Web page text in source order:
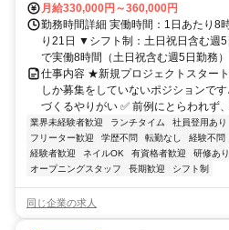
月給330,000円～360,000円
勤務時間詳細 実働時間：1日あたり8
り21日 ▼シフト制：土日祝日含む週
で実働8時間（土日祝含む週5日勤務
仕事内容 ★新規プロジェクトスター
しか募集をしていないポジションで
づくるやりがい ✅ 前例にとらわれず
業界未経験者歓迎 ランチタイム 社員登用あり
フリーター歓迎
学歴不問 転勤なし 経験不問
経験者歓迎
ネイルOK 有資格者歓迎 研修あり
オープニングスタッフ
長期歓迎 シフト制
同じ企業の求人